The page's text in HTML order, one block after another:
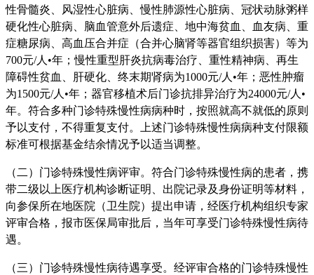
性骨髓炎、风湿性心脏病、慢性肺源性心脏病、冠状动脉粥样
硬化性心脏病、脑血管意外后遗症、地中海贫血、血友病、重
症糖尿病、高血压合并症（合并心脑肾等器官组织损害）等为
700元/人•年；慢性重型肝炎抗病毒治疗、重性精神病、再生
障碍性贫血、肝硬化、终末期肾病为1000元/人•年；恶性肿瘤
为1500元/人•年；器官移植术后门诊抗排异治疗为24000元/人•
年。符合多种门诊特殊慢性病病种时，按照就高不就低的原则
予以支付，不得重复支付。上述门诊特殊慢性病病种支付限额
标准可根据基金结余情况予以适当调整。
（二）门诊特殊慢性病评审。符合门诊特殊慢性病的患者，携
带二级以上医疗机构诊断证明、出院记录及身份证明等材料，
向参保所在地医院（卫生院）提出申请，经医疗机构组织专家
评审合格，报市医保局审批后，当年可享受门诊特殊慢性病待
遇。
（三）门诊特殊慢性病待遇享受。经评审合格的门诊特殊慢性